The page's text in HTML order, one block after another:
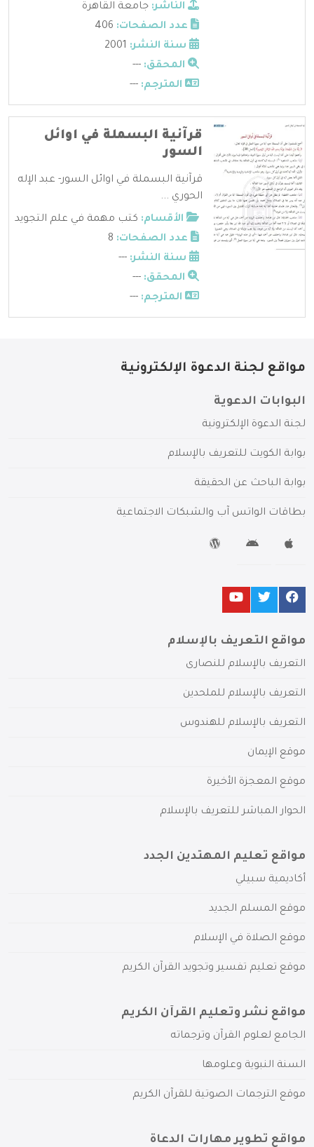
الناشر: جامعة القاهرة
عدد الصفحات:
سنة النشر:
المحقق: ---
المترجم: ---
قرآنية البسملة في اوائل
السور
قرآنية البسملة في اوائل السور- عبد الإله
الحوري ...
الأقسام: كتب مهمة في علم التجويد
عدد الصفحات:
سنة النشر: ---
المحقق: ---
المترجم: ---
مواقع لجنة الدعوة الإلكترونية
البوابات الدعوية
لجنة الدعوة الإلكترونية
بوابة الكويت للتعريف بالإسلام
بوابة الباحث عن الحقيقة
بطاقات الواتس آب والشبكات الاجتماعية
مواقع التعريف بالإسلام
التعريف بالإسلام للنصارى
التعريف بالإسلام للملحدين
التعريف بالإسلام للهندوس
موقع الإيمان
موقع المعجزة الأخيرة
الحوار المباشر للتعريف بالإسلام
مواقع تعليم المهتدين الجدد
أكاديمية سبيلي
موقع المسلم الجديد
موقع الصلاة في الإسلام
موقع تعليم تفسير وتجويد القرآن الكريم
مواقع نشر وتعليم القرآن الكريم
الجامع لعلوم القرآن وترجماته
السنة النبوية وعلومها
موقع الترجمات الصوتية للقرآن الكريم
مواقع تطوير مهارات الدعاة